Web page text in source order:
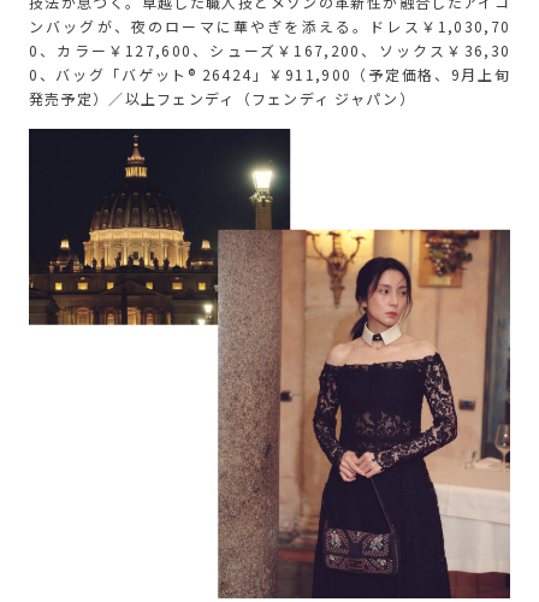
ンバッグが、夜のローマに華やぎを添える。ドレス￥1,030,70
0、カラー￥127,600、シューズ￥167,200、ソックス￥36,30
0、バッグ「バゲット® 26424」￥911,900（予定価格、9月上旬
発売予定）／以上フェンディ（フェンディ ジャパン）